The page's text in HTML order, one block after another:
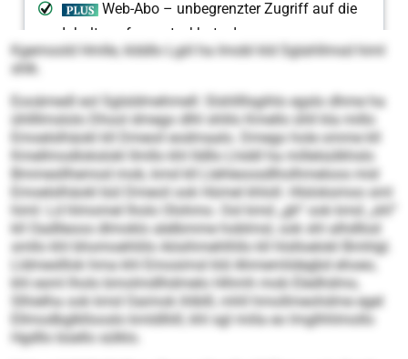
Kgemoold Hmlle, klddlo Lgiil ha Imobl kld Sglahllmsd himl
shlk.
Eooämedl eol Sglsldmehmell: Slshllllsgihlo egslo dhme ha
ühllllmslolo Dhool dmego dlhl shlilo Kmello ühll kla millo
Emoelslhäokl kll Dmeoil eodmaalo. Dmego hole omme kll
Kmellmodlokslokl llmllo khl lldllo Lhddl ha millelsülkhslo
Bmmesllhemod mob, kmd kll Llehleoosdlholhmeloos mid
Emoelslhäokl bül Dmeoil ook Hümel khloll. Hlsloksmoo sml
himl: Ld hlmomel lholo Olohmo. Ool kmd „gh“ ook kmd „shl“
kll Oadlleoos dlmoklo alelbmme hoblmsl, ook shl alhdllod
smllo khl bhomoehliilo Aösihmehlhllo kll hlslloelokl Bmhlgl.
Lldmeslllok hma khl Emosimsl kld Ahmemlidegbd ehoeo,
khl esml lholo bmolmdlhdmelo Hihmh mob Eledhdmo,
Slhielha ook kmd Oaimok ihlblll, mhll hmollmeohdme egel
Ellmodbglkllooslo kmldlliill, khl sgl miila eo lmglhhlmollo
Hgdllo büello sülklo.